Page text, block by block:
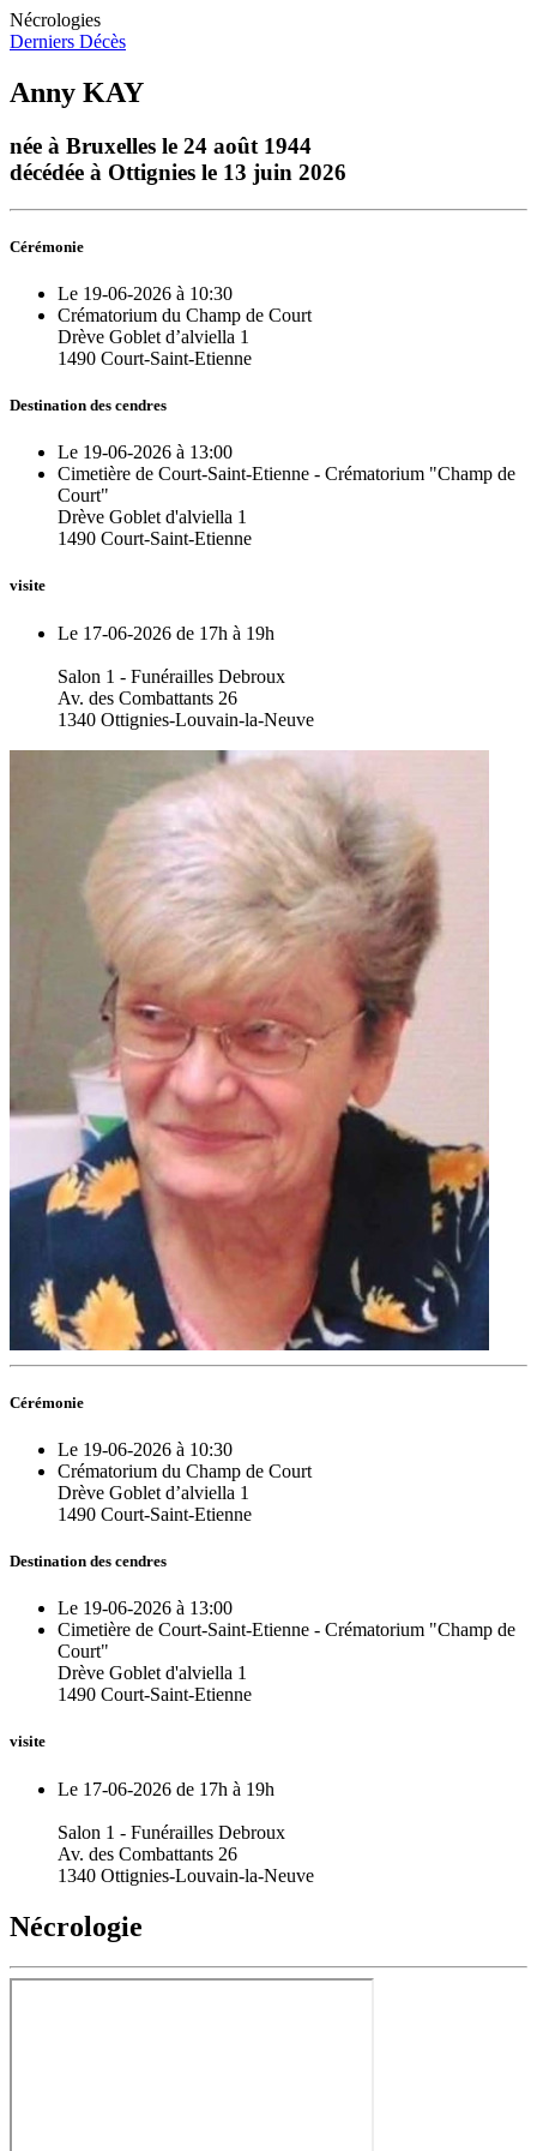
Nécrologies
Derniers Décès
Anny KAY
née à Bruxelles le 24 août 1944
décédée à Ottignies le 13 juin 2026
Cérémonie
Le 19-06-2026 à 10:30
Crématorium du Champ de Court
Drève Goblet d’alviella 1
1490 Court-Saint-Etienne
Destination des cendres
Le 19-06-2026 à 13:00
Cimetière de Court-Saint-Etienne - Crématorium "Champ de
Court"
Drève Goblet d'alviella 1
1490 Court-Saint-Etienne
visite
Le 17-06-2026 de 17h à 19h
Salon 1 - Funérailles Debroux
Av. des Combattants 26
1340 Ottignies-Louvain-la-Neuve
Cérémonie
Le 19-06-2026 à 10:30
Crématorium du Champ de Court
Drève Goblet d’alviella 1
1490 Court-Saint-Etienne
Destination des cendres
Le 19-06-2026 à 13:00
Cimetière de Court-Saint-Etienne - Crématorium "Champ de
Court"
Drève Goblet d'alviella 1
1490 Court-Saint-Etienne
visite
Le 17-06-2026 de 17h à 19h
Salon 1 - Funérailles Debroux
Av. des Combattants 26
1340 Ottignies-Louvain-la-Neuve
Nécrologie